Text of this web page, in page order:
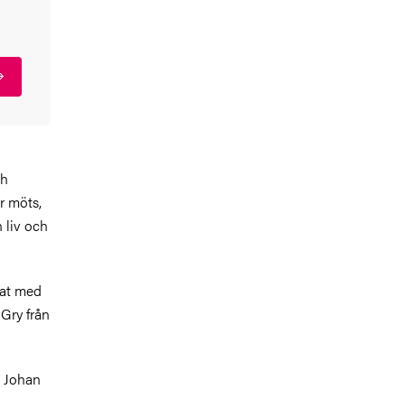
möts,
liv och
med
från